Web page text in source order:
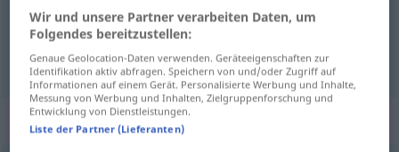
emvoga gefragt FIG
Beispielsätze für "gefragt"
Wir und unsere Partner verarbeiten Daten, um
Folgendes bereitzustellen:
Genaue Geolocation-Daten verwenden. Geräteeigenschaften zur
Identifikation aktiv abfragen. Speichern von und/oder Zugriff auf
Informationen auf einem Gerät. Personalisierte Werbung und Inhalte,
Messung von Werbung und Inhalten, Zielgruppenforschung und
Entwicklung von Dienstleistungen.
Liste der Partner (Lieferanten)